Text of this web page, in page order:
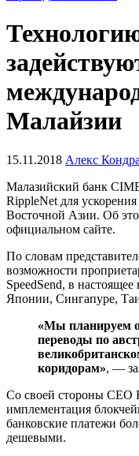
Малайзии
15.11.2018 Алекс
Малазийский банк
RippleNet для
Восточной Азии. Об
официальном сайте.
По словам
возможности
SpeedSend, в
Японии, Сингапуре,
«Мы планируем
переводы по
коридорам», —
Со своей стороны CEO
имплементация
банковские платежи
дешевыми.